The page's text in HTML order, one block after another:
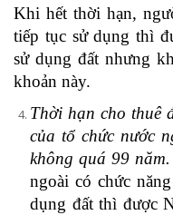
Khi hết thời hạn,
tiếp tục sử dụng thì
sử dụng đất nhưng
khoản này.
Thời hạn cho thuê
của tổ chức nước
không quá 99 năm.
ngoài có chức
dụng đất thì được